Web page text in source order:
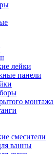
лейки
панели
монтажа
смесители
ванны